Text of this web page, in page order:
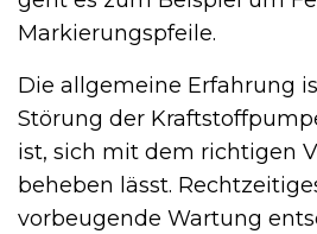
Markierungspfeile.
Die allgemeine Erfahrung
Störung der
ist, sich mit dem richtigen
beheben lässt.
vorbeugende Wartung